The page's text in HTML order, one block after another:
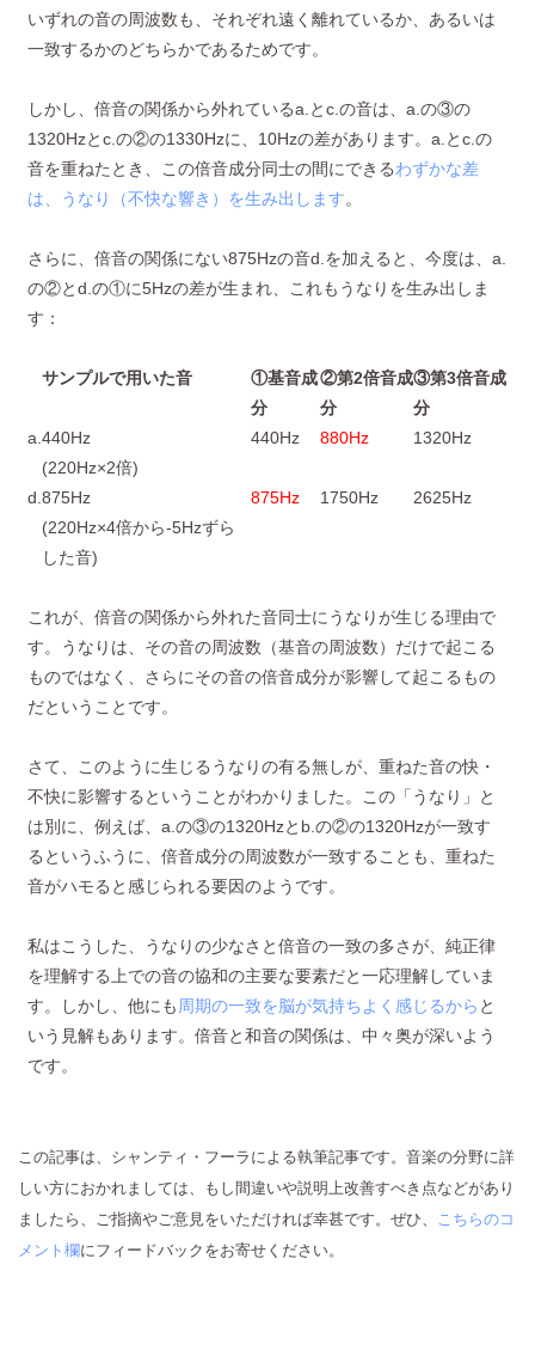
いずれの音の周波数も、それぞれ遠く離れているか、あるいは
一致するかのどちらかであるためです。
しかし、倍音の関係から外れているa.とc.の音は、a.の③の
1320Hzとc.の②の1330Hzに、10Hzの差があります。a.とc.の
音を重ねたとき、この倍音成分同士の間にできるわずかな差
は、うなり（不快な響き）を生み出します。
さらに、倍音の関係にない875Hzの音d.を加えると、今度は、a.
の②とd.の①に5Hzの差が生まれ、これもうなりを生み出しま
す：
サンプルで用いた音
①基音成
分
②第2倍音成
分
③第3倍音成
分
a.440Hz
(220Hz×2倍)
440Hz 880Hz 1320Hz
d.875Hz
(220Hz×4倍から-5Hzずら
した音)
875Hz 1750Hz 2625Hz
これが、倍音の関係から外れた音同士にうなりが生じる理由で
す。うなりは、その音の周波数（基音の周波数）だけで起こる
ものではなく、さらにその音の倍音成分が影響して起こるもの
だということです。
さて、このように生じるうなりの有る無しが、重ねた音の快・
不快に影響するということがわかりました。この「うなり」と
は別に、例えば、a.の③の1320Hzとb.の②の1320Hzが一致す
るというふうに、倍音成分の周波数が一致することも、重ねた
音がハモると感じられる要因のようです。
私はこうした、うなりの少なさと倍音の一致の多さが、純正律
を理解する上での音の協和の主要な要素だと一応理解していま
す。しかし、他にも 周期の一致を脳が気持ちよく感じるから と
いう見解もあります。倍音と和音の関係は、中々奥が深いよう
です。
この記事は、シャンティ・フーラによる執筆記事です。音楽の分野に詳
しい方におかれましては、もし間違いや説明上改善すべき点などがあり
ましたら、ご指摘やご意見をいただければ幸甚です。ぜひ、
こちらのコ
メント欄にフィードバックをお寄せください。